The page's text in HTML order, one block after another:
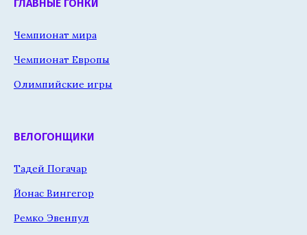
ГЛАВНЫЕ ГОНКИ
Чемпионат мира
Чемпионат Европы
Олимпийские игры
ВЕЛОГОНЩИКИ
Тадей Погачар
Йонас Вингегор
Ремко Эвенпул